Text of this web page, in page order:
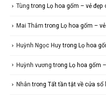
Tùng trong Lọ hoa gốm – vẻ đẹp
Mai Thắm trong Lọ hoa gốm –
Huỳnh Ngọc Huytrong Lọ hoa
Huỳnh vương trong Lọ hoa gốm
Nhân trong Tất tần tật về cửa sổ